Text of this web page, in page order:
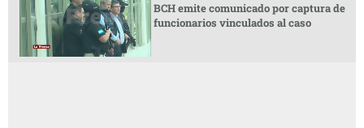
BCH emite comunicado por captura de
funcionarios vinculados al caso